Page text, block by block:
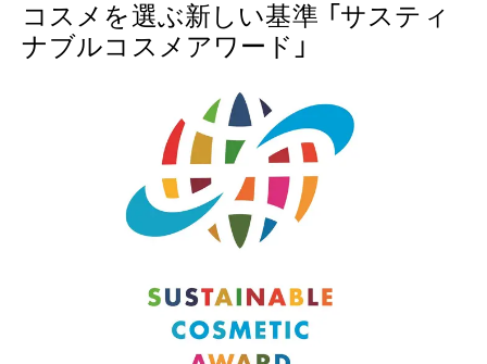
コスメを選ぶ新しい基準 「サスティ
ナブルコスメアワード」